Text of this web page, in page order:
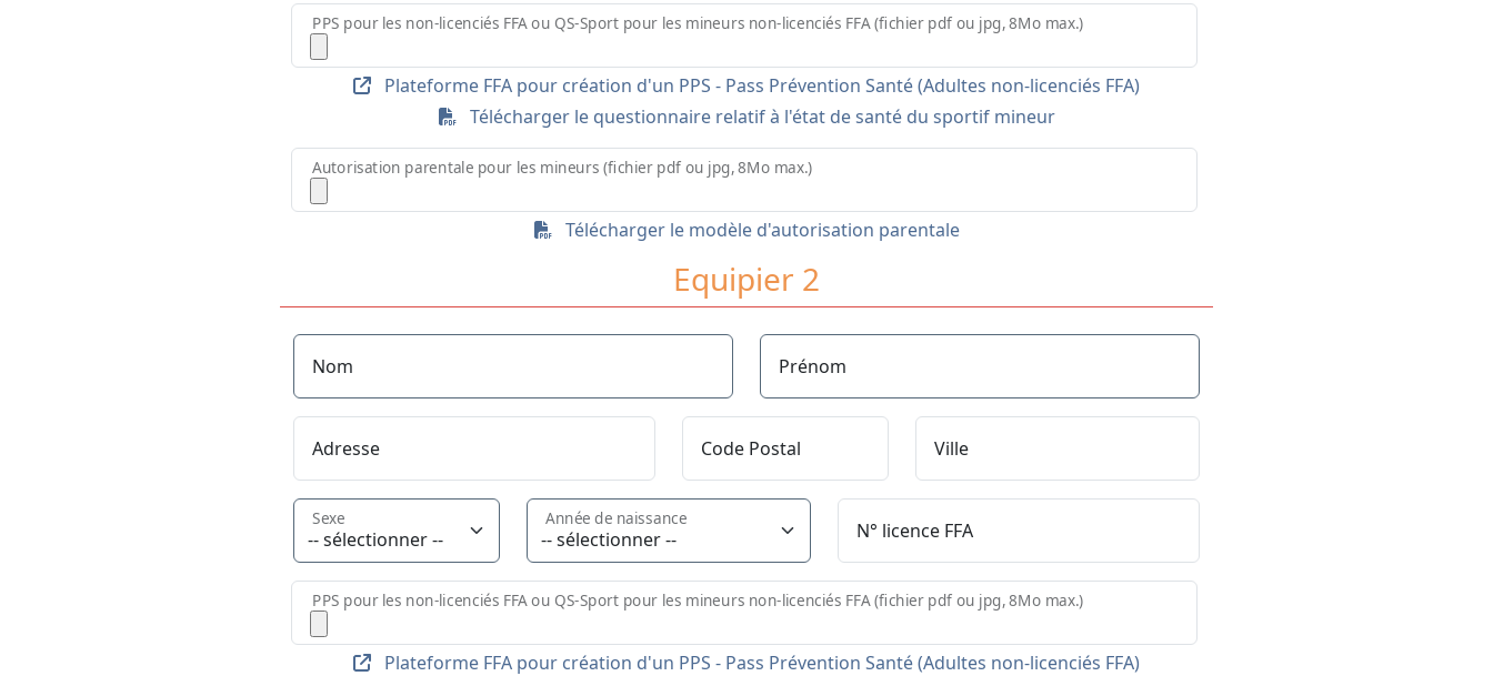
PPS pour les non-licenciés FFA ou QS-Sport pour les mineurs non-licenciés FFA (fichier pdf ou jpg, 8Mo max.)
Plateforme FFA pour création d'un PPS - Pass Prévention Santé (Adultes non-licenciés FFA)
Télécharger le questionnaire relatif à l'état de santé du sportif mineur
Autorisation parentale pour les mineurs (fichier pdf ou jpg, 8Mo max.)
Télécharger le modèle d'autorisation parentale
Equipier 2
Nom Prénom
Adresse Code Postal Ville
Sexe Année de naissance
N° licence FFA
PPS pour les non-licenciés FFA ou QS-Sport pour les mineurs non-licenciés FFA (fichier pdf ou jpg, 8Mo max.)
Plateforme FFA pour création d'un PPS - Pass Prévention Santé (Adultes non-licenciés FFA)